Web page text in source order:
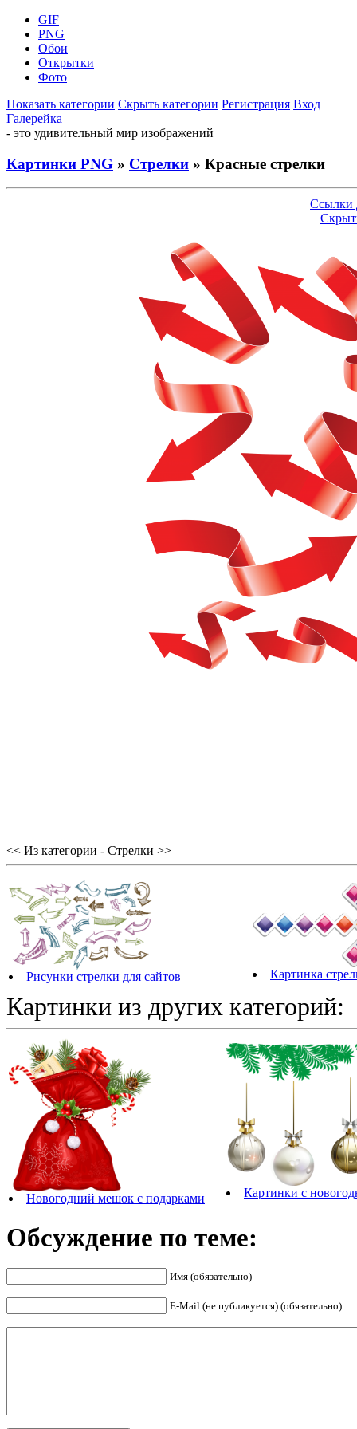
GIF
PNG
Обои
Открытки
Фото
Показать категории Скрыть категории Регистрация Вход
Галерейка
- это удивительный мир изображений
Картинки PNG » Стрелки » Красные стрелки
Ссылки
<< Из категории - Стрелки >>
Рисунки стрелки для сайтов Картинка
Картинки из других категорий:
Новогодний мешок с подарками Картинки с
Обсуждение по теме:
Имя (обязательно)
E-Mail (не публикуется) (обязательно)